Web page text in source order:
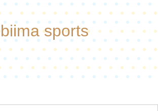
biima sports